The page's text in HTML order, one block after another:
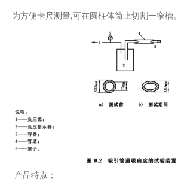
为方便卡尺测量,可在圆柱体筒上切割一窄槽。
产品特点；